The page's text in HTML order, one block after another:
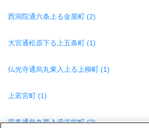
西洞院通六条上る金屋町 (2)
大宮通松原下る上五条町 (1)
仏光寺通烏丸東入上る上柳町 (1)
上若宮町 (1)
四条通烏丸西入函谷鉾町 (2)